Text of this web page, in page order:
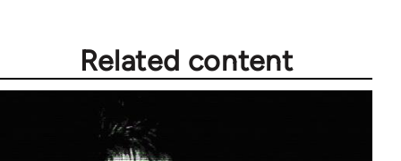
Related content